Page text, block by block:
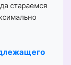
стараемся